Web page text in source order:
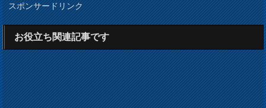
スポンサードリンク
お役立ち関連記事です